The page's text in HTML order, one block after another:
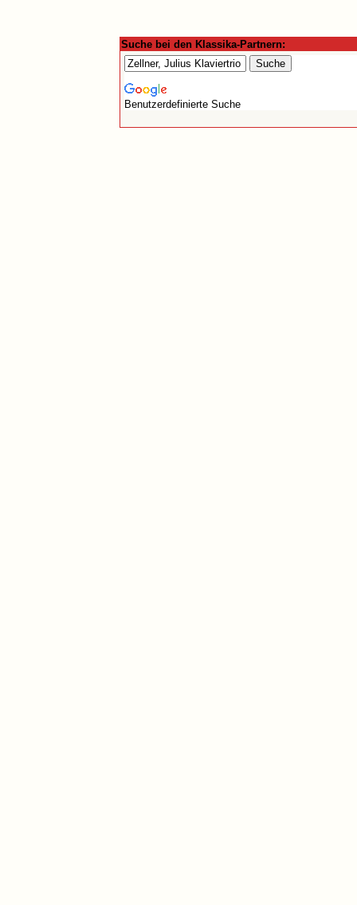
Suche bei den Klassika-Partnern:
Benutzerdefinierte Suche